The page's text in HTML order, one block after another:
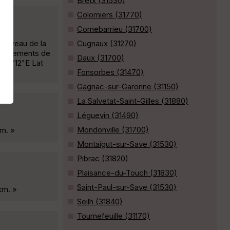
niveau de la
de
Lat
»
»
Colomiers (31770)
Cornebarrieu (31700)
Cugnaux (31270)
Daux (31700)
Fonsorbes (31470)
Gagnac-sur-Garonne (31150)
La Salvetat-Saint-Gilles (31880)
Léguevin (31490)
Mondonville (31700)
Montaigut-sur-Save (31530)
Pibrac (31820)
Plaisance-du-Touch (31830)
Saint-Paul-sur-Save (31530)
Seilh (31840)
Tournefeuille (31170)